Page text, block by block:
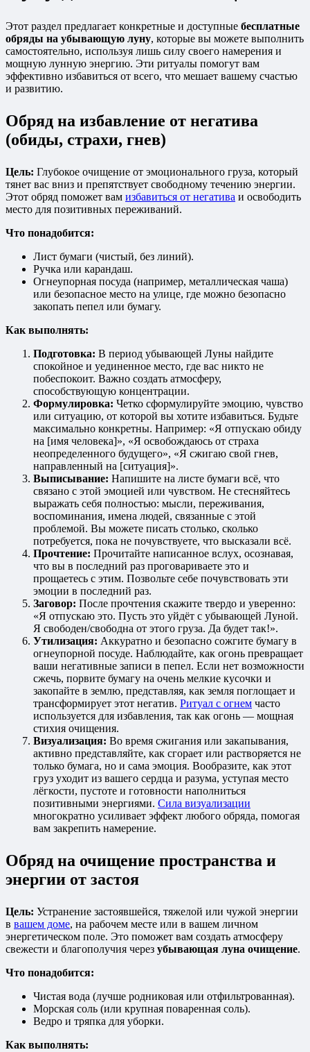
Этот раздел предлагает конкретные и доступные бесплатные
обряды на убывающую луну, которые вы можете выполнить
самостоятельно, используя лишь силу своего намерения и
мощную лунную энергию. Эти ритуалы помогут вам
эффективно избавиться от всего, что мешает вашему счастью
и развитию.
Обряд на избавление от негатива
(обиды, страхи, гнев)
Цель: Глубокое очищение от эмоционального груза, который
тянет вас вниз и препятствует свободному течению энергии.
Этот обряд поможет вам избавиться от негатива и освободить
место для позитивных переживаний.
Что понадобится:
Лист бумаги (чистый, без линий).
Ручка или карандаш.
Огнеупорная посуда (например, металлическая чаша)
или безопасное место на улице, где можно безопасно
закопать пепел или бумагу.
Как выполнять:
Подготовка: В период убывающей Луны найдите
спокойное и уединенное место, где вас никто не
побеспокоит. Важно создать атмосферу,
способствующую концентрации.
Формулировка: Четко сформулируйте эмоцию, чувство
или ситуацию, от которой вы хотите избавиться. Будьте
максимально конкретны. Например: «Я отпускаю обиду
на [имя человека]», «Я освобождаюсь от страха
неопределенного будущего», «Я сжигаю свой гнев,
направленный на [ситуация]».
Выписывание: Напишите на листе бумаги всё, что
связано с этой эмоцией или чувством. Не стесняйтесь
выражать себя полностью: мысли, переживания,
воспоминания, имена людей, связанные с этой
проблемой. Вы можете писать столько, сколько
потребуется, пока не почувствуете, что высказали всё.
Прочтение: Прочитайте написанное вслух, осознавая,
что вы в последний раз проговариваете это и
прощаетесь с этим. Позвольте себе почувствовать эти
эмоции в последний раз.
Заговор: После прочтения скажите твердо и уверенно:
«Я отпускаю это. Пусть это уйдёт с убывающей Луной.
Я свободен/свободна от этого груза. Да будет так!».
Утилизация: Аккуратно и безопасно сожгите бумагу в
огнеупорной посуде. Наблюдайте, как огонь превращает
ваши негативные записи в пепел. Если нет возможности
сжечь, порвите бумагу на очень мелкие кусочки и
закопайте в землю, представляя, как земля поглощает и
трансформирует этот негатив. Ритуал с огнем часто
используется для избавления, так как огонь — мощная
стихия очищения.
Визуализация: Во время сжигания или закапывания,
активно представляйте, как сгорает или растворяется не
только бумага, но и сама эмоция. Вообразите, как этот
груз уходит из вашего сердца и разума, уступая место
лёгкости, пустоте и готовности наполниться
позитивными энергиями. Сила визуализации
многократно усиливает эффект любого обряда, помогая
вам закрепить намерение.
Обряд на очищение пространства и
энергии от застоя
Цель: Устранение застоявшейся, тяжелой или чужой энергии
в вашем доме, на рабочем месте или в вашем личном
энергетическом поле. Это поможет вам создать атмосферу
свежести и благополучия через убывающая луна очищение.
Что понадобится:
Чистая вода (лучше родниковая или отфильтрованная).
Морская соль (или крупная поваренная соль).
Ведро и тряпка для уборки.
Как выполнять: